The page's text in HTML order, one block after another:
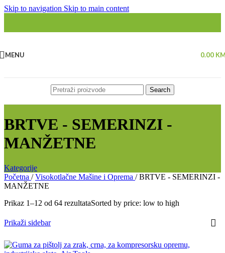
Skip to navigation Skip to main content
MENU 0.00
Search
BRTVE - SEMERINZI -
MANŽETNE
Kategorije
Početna / Visokotlačne Mašine i Oprema / BRTVE - SEMERINZI -
MANŽETNE
Prikaz 1–12 od 64 rezultataSorted by price: low to high
Prikaži sidebar